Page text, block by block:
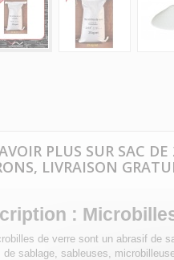
PLUS SUR SAC
LIVRAISON
:
de verre sont un abrasif de
de sablage, sableuses,